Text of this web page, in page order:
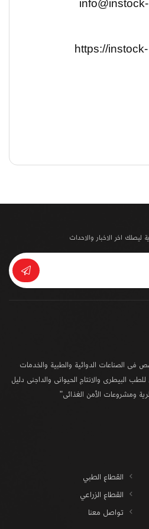
info@instock-
https://instock-
ليصلك اخر الاخبار والاحداث
فى الصناعات الدوائية والطبية والخدمات
البيطرى والانتاج الحيوانى والداجنى دليل
ومشروعات الأمن الغذائى"
القطاع الطبي
القطاع الزراعي
تواصل معنا